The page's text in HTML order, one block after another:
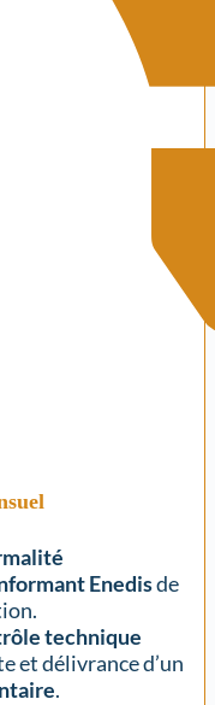
Enedisde
technique
et délivrance d’un
.